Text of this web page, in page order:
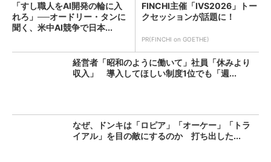
「すし職人をAI開発の輪に入
れろ」──オードリー・タンに
聞く、米中AI競争で日本...
FINCHI主催「IVS2026」トー
クセッションが話題に！
PR(FINCHI on GOETHE)
経営者「昭和のように働いて」社員「休みより
収入」 導入してほしい制度1位でも「週...
なぜ、ドンキは「ロピア」「オーケー」「トラ
イアル」を目の敵にするのか 打ち出した...